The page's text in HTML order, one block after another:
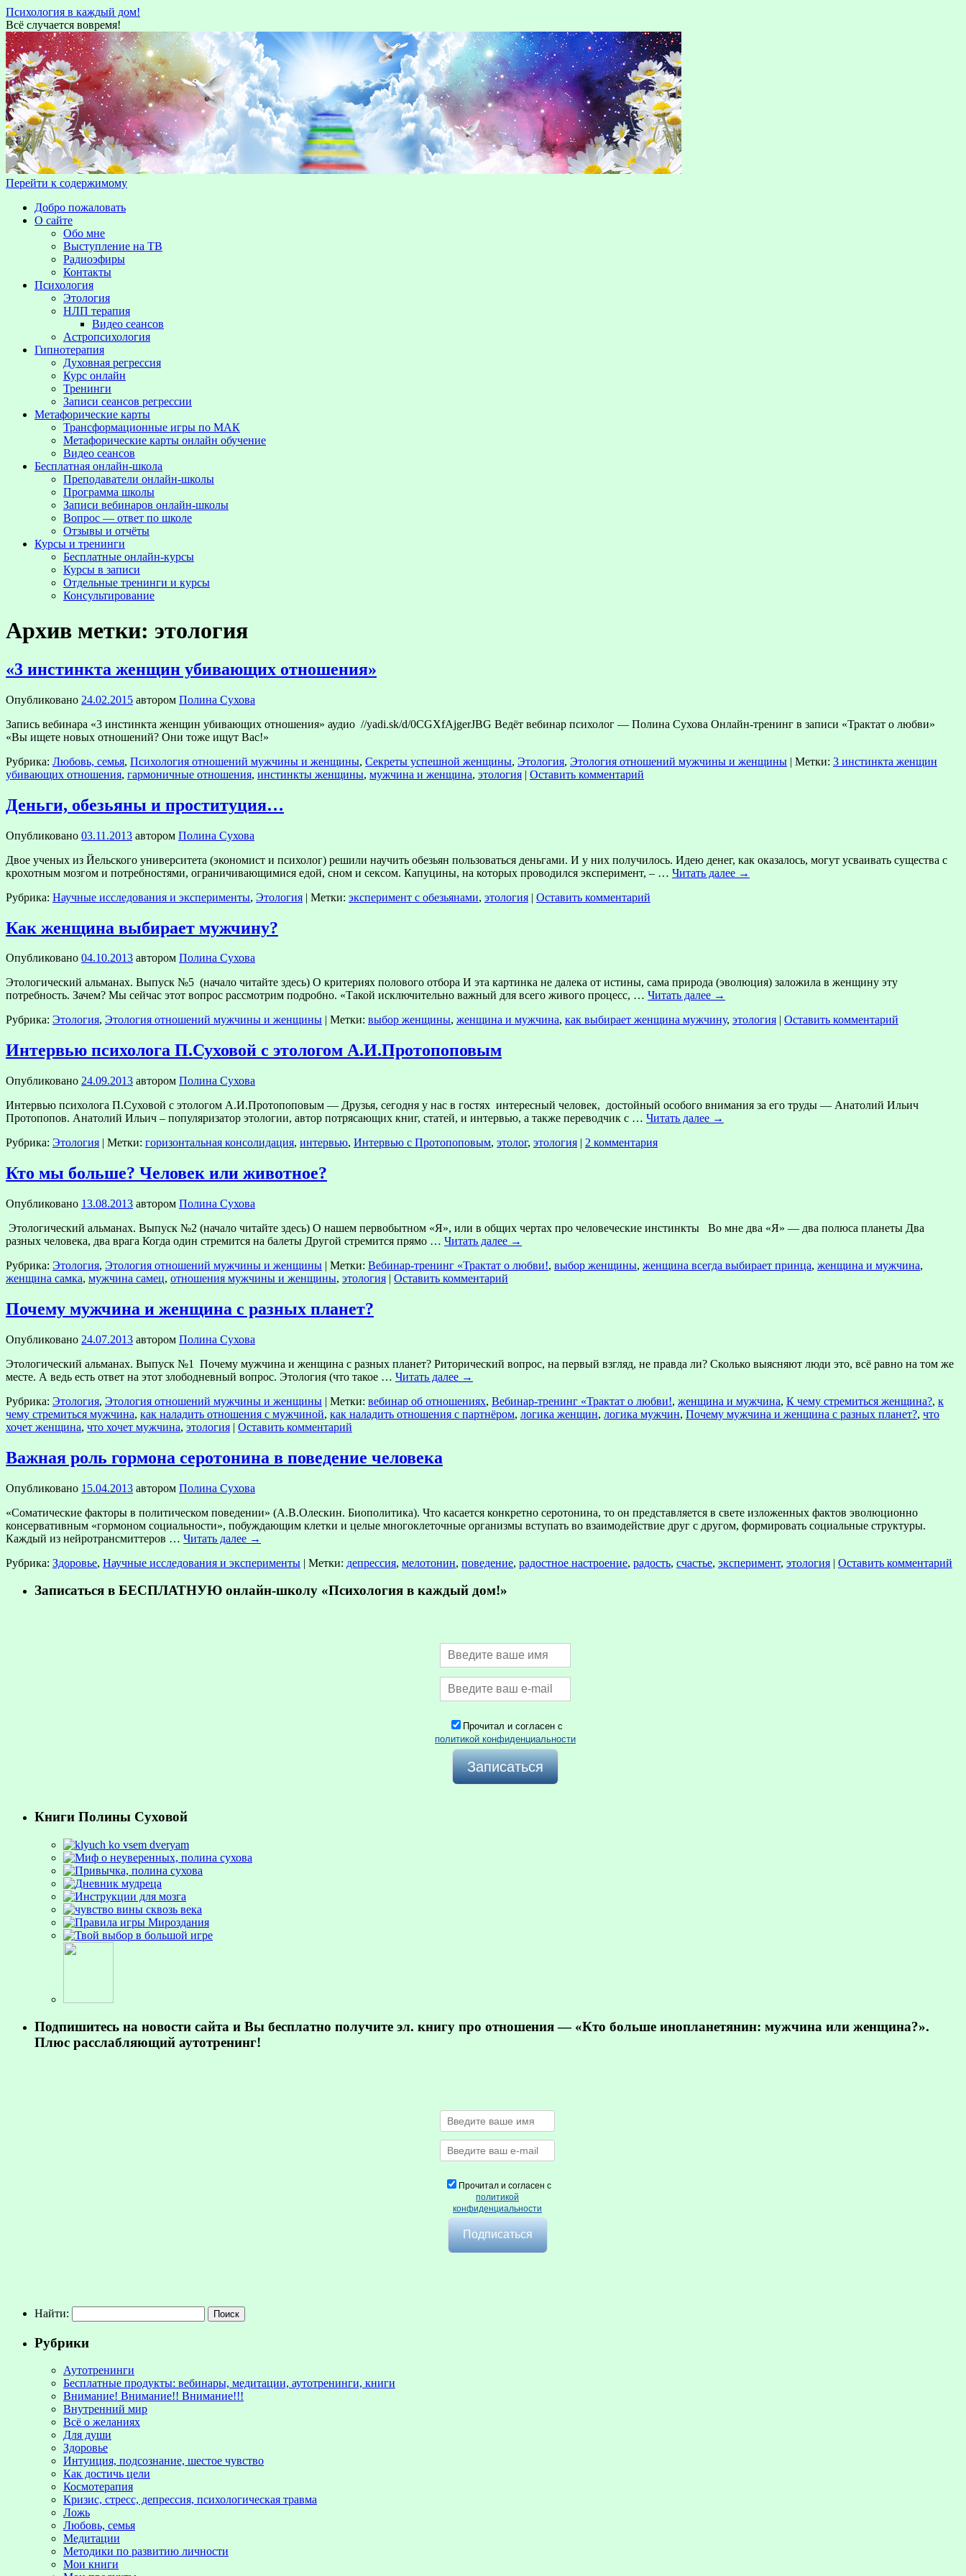
Психология в каждый дом!
Всё случается вовремя!
Перейти к содержимому
Добро пожаловать
О сайте
Обо мне
Выступление на TВ
Радиоэфиры
Контакты
Психология
Этология
НЛП терапия
Видео сеансов
Астропсихология
Гипнотерапия
Духовная регрессия
Курс онлайн
Тренинги
Записи сеансов регрессии
Метафорические карты
Трансформационные игры по МАК
Метафорические карты онлайн обучение
Видео сеансов
Бесплатная онлайн-школа
Преподаватели онлайн-школы
Программа школы
Записи вебинаров онлайн-школы
Вопрос — ответ по школе
Отзывы и отчёты
Курсы и тренинги
Бесплатные онлайн-курсы
Курсы в записи
Отдельные тренинги и курсы
Консультирование
Архив метки: этология
«3 инстинкта женщин убивающих отношения»
Опубликовано 24.02.2015 автором Полина Сухова
Запись вебинара «3 инстинкта женщин убивающих отношения» аудио //yadi.sk/d/0CGXfAjgerJBG Ведёт вебинар психолог — Полина Сухова Онлайн-тренинг в записи «Трактат о любви»
«Вы ищете новых отношений? Они тоже ищут Вас!»
Рубрика: Любовь, семья, Психология отношений мужчины и женщины, Секреты успешной женщины, Этология, Этология отношений мужчины и женщины | Метки: 3 инстинкта женщин
убивающих отношения, гармоничные отношения, инстинкты женщины, мужчина и женщина, этология | Оставить комментарий
Деньги, обезьяны и проституция…
Опубликовано 03.11.2013 автором Полина Сухова
Двое ученых из Йельского университета (экономист и психолог) решили научить обезьян пользоваться деньгами. И у них получилось. Идею денег, как оказалось, могут усваивать существа с
крохотным мозгом и потребностями, ограничивающимися едой, сном и сексом. Капуцины, на которых проводился эксперимент, – … Читать далее →
Рубрика: Научные исследования и эксперименты, Этология | Метки: эксперимент с обезьянами, этология | Оставить комментарий
Как женщина выбирает мужчину?
Опубликовано 04.10.2013 автором Полина Сухова
Этологический альманах. Выпуск №5 (начало читайте здесь) О критериях полового отбора И эта картинка не далека от истины, сама природа (эволюция) заложила в женщину эту
потребность. Зачем? Мы сейчас этот вопрос рассмотрим подробно. «Такой исключительно важный для всего живого процесс, … Читать далее →
Рубрика: Этология, Этология отношений мужчины и женщины | Метки: выбор женщины, женщина и мужчина, как выбирает женщина мужчину, этология | Оставить комментарий
Интервью психолога П.Суховой с этологом А.И.Протопоповым
Опубликовано 24.09.2013 автором Полина Сухова
Интервью психолога П.Суховой с этологом А.И.Протопоповым — Друзья, сегодня у нас в гостях интересный человек, достойный особого внимания за его труды — Анатолий Ильич
Протопопов. Анатолий Ильич – популяризатор этологии, автор потрясающих книг, статей, и интервью, а также переводчик с … Читать далее →
Рубрика: Этология | Метки: горизонтальная консолидация, интервью, Интервью с Протопоповым, этолог, этология | 2 комментария
Кто мы больше? Человек или животное?
Опубликовано 13.08.2013 автором Полина Сухова
Этологический альманах. Выпуск №2 (начало читайте здесь) О нашем первобытном «Я», или в общих чертах про человеческие инстинкты Во мне два «Я» — два полюса планеты Два
разных человека, два врага Когда один стремится на балеты Другой стремится прямо … Читать далее →
Рубрика: Этология, Этология отношений мужчины и женщины | Метки: Вебинар-тренинг «Трактат о любви!, выбор женщины, женщина всегда выбирает принца, женщина и мужчина,
женщина самка, мужчина самец, отношения мужчины и женщины, этология | Оставить комментарий
Почему мужчина и женщина с разных планет?
Опубликовано 24.07.2013 автором Полина Сухова
Этологический альманах. Выпуск №1 Почему мужчина и женщина с разных планет? Риторический вопрос, на первый взгляд, не правда ли? Сколько выясняют люди это, всё равно на том же
месте. А ведь есть ответ на этот злободневный вопрос. Этология (что такое … Читать далее →
Рубрика: Этология, Этология отношений мужчины и женщины | Метки: вебинар об отношениях, Вебинар-тренинг «Трактат о любви!, женщина и мужчина, К чему стремиться женщина?, к
чему стремиться мужчина, как наладить отношения с мужчиной, как наладить отношения с партнёром, логика женщин, логика мужчин, Почему мужчина и женщина с разных планет?, что
хочет женщина, что хочет мужчина, этология | Оставить комментарий
Важная роль гормона серотонина в поведение человека
Опубликовано 15.04.2013 автором Полина Сухова
«Соматические факторы в политическом поведении» (А.В.Олескин. Биополитика). Что касается конкретно серотонина, то он представляется в свете изложенных фактов эволюционно
консервативным «гормоном социальности», побуждающим клетки и целые многоклеточные организмы вступать во взаимодействие друг с другом, формировать социальные структуры.
Каждый из нейротрансмиттеров … Читать далее →
Рубрика: Здоровье, Научные исследования и эксперименты | Метки: депрессия, мелотонин, поведение, радостное настроение, радость, счастье, эксперимент, этология | Оставить комментарий
Записаться в БЕСПЛАТНУЮ онлайн-школу «Психология в каждый дом!»
Прочитал и согласен с
политикой конфиденциальности
Книги Полины Суховой
Подпишитесь на новости сайта и Вы бесплатно получите эл. книгу про отношения — «Кто больше инопланетянин: мужчина или женщина?».
Плюс расслабляющий аутотренинг!
Прочитал и согласен с
политикой
конфиденциальности
Найти:
Рубрики
Аутотренинги
Бесплатные продукты: вебинары, медитации, аутотренинги, книги
Внимание! Внимание!! Внимание!!!
Внутренний мир
Всё о желаниях
Для души
Здоровье
Интуиция, подсознание, шестое чувство
Как достичь цели
Космотерапия
Кризис, стресс, депрессия, психологическая травма
Ложь
Любовь, семья
Медитации
Методики по развитию личности
Мои книги